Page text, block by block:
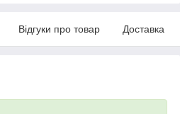
Відгуки про товар Доставка